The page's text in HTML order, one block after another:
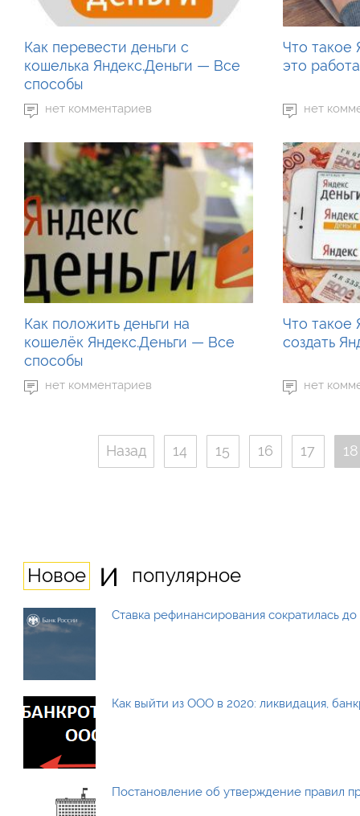
Как перевести деньги с
кошелька Яндекс.Деньги — Все
способы
нет комментариев
Что такое
это
нет
Как положить деньги на
кошелёк Яндекс.Деньги — Все
способы
нет комментариев
Что такое
создать
нет
Назад 14 15 16 17 18
Новое и популярное
Ставка рефинансирования сократилась
Как выйти из ООО в 2020: ликвидация,
Постановление об утверждение правил